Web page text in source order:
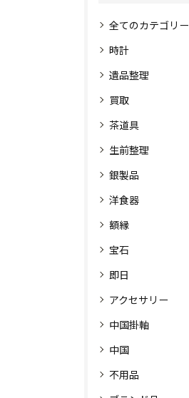
全てのカテゴリー
時計
遺品整理
買取
茶道具
生前整理
銀製品
洋食器
額縁
宝石
即日
アクセサリー
中国掛軸
中国
不用品